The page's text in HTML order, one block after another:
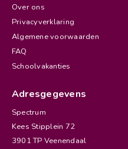
Over ons
Privacyverklaring
Algemene voorwaarden
FAQ
Schoolvakanties
Adresgegevens
Spectrum
Kees Stipplein 72
3901 TP Veenendaal